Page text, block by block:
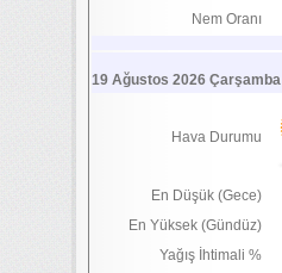
Nem Oranı
19 Ağustos 2026 Çarşamba
Hava Durumu
En Düşük (Gece)
En Yüksek (Gündüz)
Yağış İhtimali %